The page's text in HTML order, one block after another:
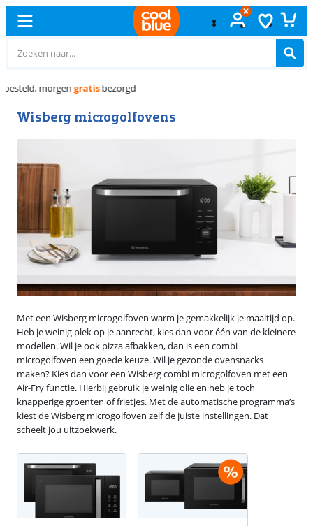
Wisberg microgolfovens
Met een Wisberg microgolfoven warm je gemakkelijk je maaltijd op.
Heb je weinig plek op je aanrecht, kies dan voor één van de kleinere
modellen. Wil je ook pizza afbakken, dan is een combi
microgolfoven een goede keuze. Wil je gezonde ovensnacks
maken? Kies dan voor een Wisberg combi microgolfoven met een
Air-Fry functie. Hierbij gebruik je weinig olie en heb je toch
knapperige groenten of frietjes. Met de automatische programma’s
kiest de Wisberg microgolfoven zelf de juiste instellingen. Dat
scheelt jou uitzoekwerk.